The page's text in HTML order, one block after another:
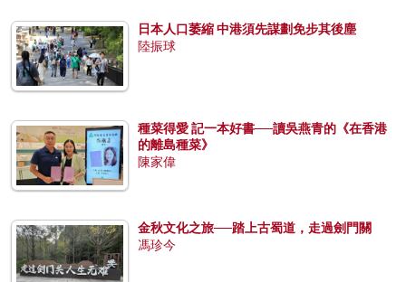
日本人口萎縮 中港須先謀劃免步其後塵
陸振球
種菜得愛 記一本好書──讀吳燕青的《在香港
的離島種菜》
陳家偉
金秋文化之旅──踏上古蜀道，走過劍門關
馮珍今